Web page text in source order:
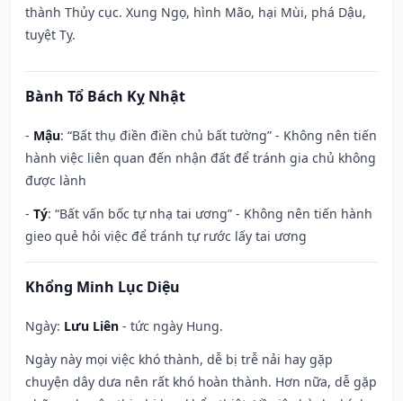
thành Thủy cục. Xung Ngọ, hình Mão, hại Mùi, phá Dậu,
tuyệt Tỵ.
Bành Tổ Bách Kỵ Nhật
- Mậu: “Bất thụ điền điền chủ bất tường” - Không nên tiến
hành việc liên quan đến nhận đất để tránh gia chủ không
được lành
- Tý: “Bất vấn bốc tự nhạ tai ương” - Không nên tiến hành
gieo quẻ hỏi việc để tránh tự rước lấy tai ương
Khổng Minh Lục Diệu
Ngày: Lưu Liên - tức ngày Hung.
Ngày này mọi việc khó thành, dễ bị trễ nải hay gặp
chuyện dây dưa nên rất khó hoàn thành. Hơn nữa, dễ gặp